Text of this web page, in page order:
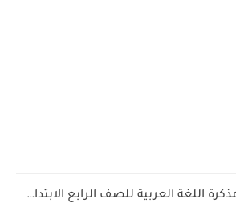
مذكرة اللغة العربية للصف الرابع الابتدائي الترم الاول 2027 PDF...